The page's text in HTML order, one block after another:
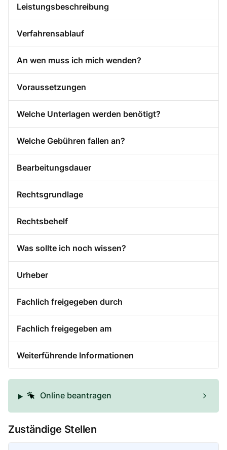
Leistungsbeschreibung
Verfahrensablauf
An wen muss ich mich wenden?
Voraussetzungen
Welche Unterlagen werden benötigt?
Welche Gebühren fallen an?
Bearbeitungsdauer
Rechtsgrundlage
Rechtsbehelf
Was sollte ich noch wissen?
Urheber
Fachlich freigegeben durch
Fachlich freigegeben am
Weiterführende Informationen
Online beantragen
Zuständige Stellen